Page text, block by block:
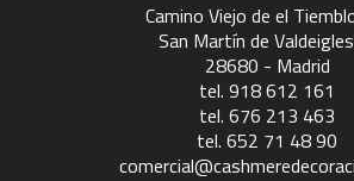
Camino Viejo de el
San Martín de
28680 - Madrid
tel. 918 612 161
tel. 676 213 463
tel. 652 71 48 90